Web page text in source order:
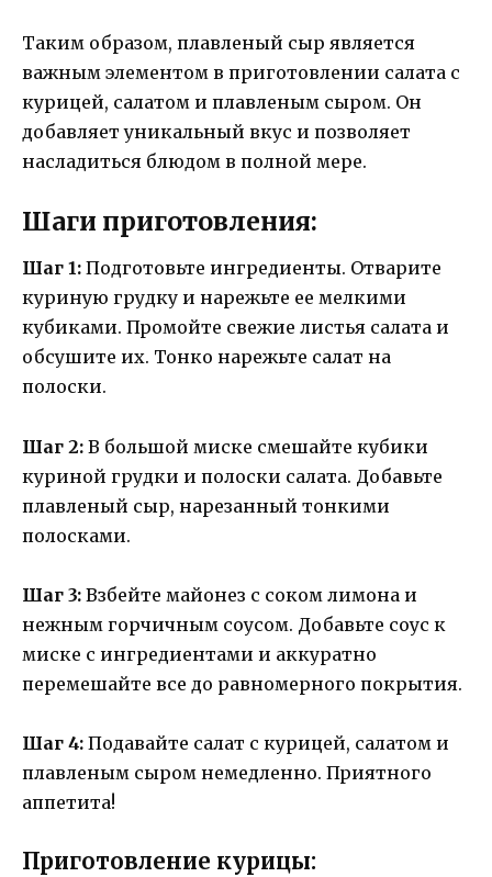
Таким образом, плавленый сыр является
важным элементом в приготовлении салата с
курицей, салатом и плавленым сыром. Он
добавляет уникальный вкус и позволяет
насладиться блюдом в полной мере.
Шаги приготовления:
Шаг 1: Подготовьте ингредиенты. Отварите
куриную грудку и нарежьте ее мелкими
кубиками. Промойте свежие листья салата и
обсушите их. Тонко нарежьте салат на
полоски.
Шаг 2: В большой миске смешайте кубики
куриной грудки и полоски салата. Добавьте
плавленый сыр, нарезанный тонкими
полосками.
Шаг 3: Взбейте майонез с соком лимона и
нежным горчичным соусом. Добавьте соус к
миске с ингредиентами и аккуратно
перемешайте все до равномерного покрытия.
Шаг 4: Подавайте салат с курицей, салатом и
плавленым сыром немедленно. Приятного
аппетита!
Приготовление курицы: